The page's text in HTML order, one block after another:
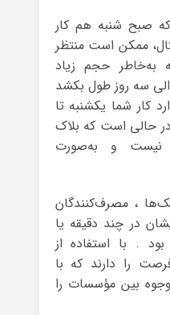
صبح شنبه هم کار
ممکن است منتظر
به‌خاطر حجم زیاد
سه روز طول بکشد
کار شما یکشنبه تا
حالی است که بلاک
و به‌صورت
، مصرف‌کنندگان
در چند دقیقه یا
. با استفاده از
را دارند که با
بین مؤسسات را